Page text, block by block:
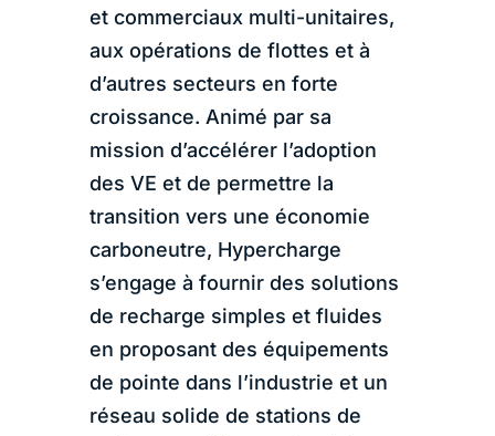
et commerciaux multi-unitaires,
aux opérations de flottes et à
d’autres secteurs en forte
croissance. Animé par sa
mission d’accélérer l’adoption
des VE et de permettre la
transition vers une économie
carboneutre, Hypercharge
s’engage à fournir des solutions
de recharge simples et fluides
en proposant des équipements
de pointe dans l’industrie et un
réseau solide de stations de